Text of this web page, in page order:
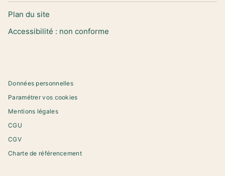
Plan du site
Accessibilité : non conforme
Données personnelles
Paramétrer vos cookies
Mentions légales
CGU
CGV
Charte de référencement